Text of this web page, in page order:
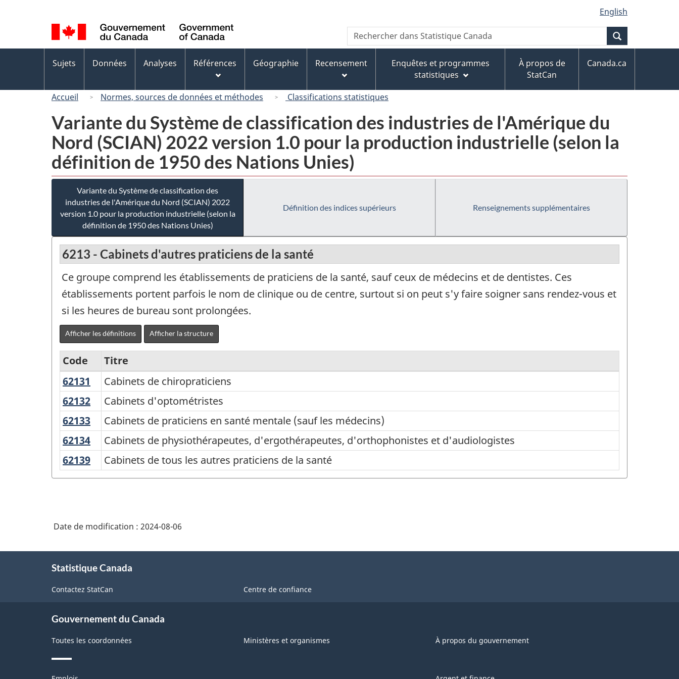
au
contenu
principal
« À
propos
de
ce
version
HTML
simplifiée
de
la
langue
English
Canada
Recherche
Rechercher
dans
Canada
des
Sujets Données Analyses Références Géographie Recensement
Enquêtes et programmes
statistiques
À propos de
StatCan
Canada.ca
Accueil Normes, sources de données et méthodes Classifications statistiques
Variante du Système de classification des industries de l'Amérique du
Nord (SCIAN) 2022 version 1.0 pour la production industrielle (selon la
définition de 1950 des Nations Unies)
Variante du Système de classification des
industries de l'Amérique du Nord (SCIAN) 2022
version 1.0 pour la production industrielle (selon la
définition de 1950 des Nations Unies)
Définition des indices supérieurs Renseignements supplémentaires
6213 - Cabinets d'autres praticiens de la santé
Ce groupe comprend les établissements de praticiens de la santé, sauf ceux de médecins et de dentistes. Ces
établissements portent parfois le nom de clinique ou de centre, surtout si on peut s'y faire soigner sans rendez-vous et
si les heures de bureau sont prolongées.
Afficher les définitions Afficher la structure
Variante
du
Système
de
classification
des
industries
du
Nord
(SCIAN)
2022
1.0
Code
Titre
62131
Cabinets
de
chiropraticiens
Cabinets de chiropraticiens
62132 Cabinets
d'optométristes
Cabinets d'optométristes
62133 Cabinets
de
praticiens
santé
les
médecins)
Cabinets de praticiens en santé mentale (sauf les médecins)
62134 Cabinets
de
physiothérapeutes,
d'ergothérapeutes,
d'audiologistes
Cabinets de physiothérapeutes, d'ergothérapeutes, d'orthophonistes et d'audiologistes
62139 Cabinets
de
praticiens
santé
Cabinets de tous les autres praticiens de la santé
Date de modification : 2024-08-06
Statistique Canada
Contactez StatCan Centre de confiance
Gouvernement du Canada
Toutes les coordonnées Ministères et organismes À propos du gouvernement
Thèmes